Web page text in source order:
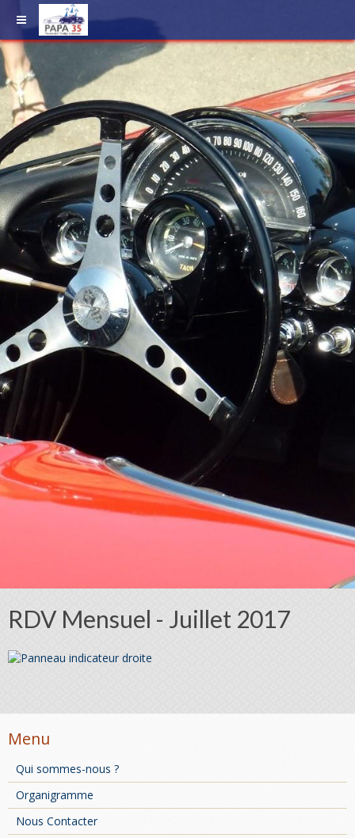
RDV Mensuel - Juillet 2017
Menu
Qui sommes-nous ?
Organigramme
Nous Contacter